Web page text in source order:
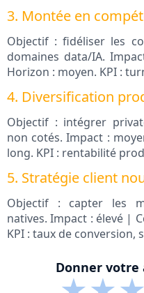
3. Montée en
Objectif : fidéliser les
domaines data/IA.
Horizon : moyen. KPI :
4. Diversification
Objectif : intégrer
non cotés. Impact :
long. KPI : rentabilité
5. Stratégie client
Objectif : capter les
natives. Impact : élevé |
KPI : taux de
Donner votre